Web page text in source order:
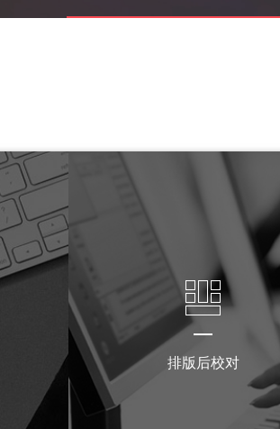
排版后校对